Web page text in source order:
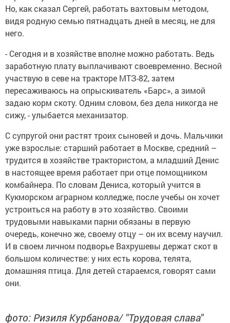
Но, как сказал Сергей, работать вахтовым методом,
видя родную семью пятнадцать дней в месяц, не для
него.
- Сегодня и в хозяйстве вполне можно работать. Ведь
заработную плату выплачивают своевременно. Весной
участвую в севе на тракторе МТЗ-82, затем
пересаживаюсь на опрыскиватель «Барс», а зимой
задаю корм скоту. Одним словом, без дела никогда не
сижу, - улыбается механизатор.
С супругой они растят троих сыновей и дочь. Мальчики
уже взрослые: старший работает в Москве, средний –
трудится в хозяйстве трактористом, а младший Денис
в настоящее время работает при отце помощником
комбайнера. По словам Дениса, который учится в
Кукморском аграрном колледже, после учебы он хочет
устроиться на работу в это хозяйство. Своими
трудовыми навыками парни обязаны в первую
очередь, конечно же, своему отцу – он их всему научил.
И в своем личном подворье Вахрушевы держат скот в
большом количестве: у них есть корова, телята,
домашняя птица. Для детей стараемся, говорят сами
они.
фото: Ризиля Курбанова/ "Трудовая слава"